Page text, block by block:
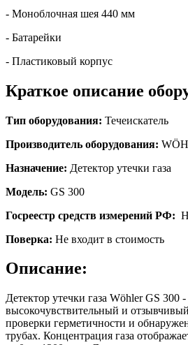
- Моноблочная шея 440 мм
- Батарейки
- Пластиковый корпус
Краткое описание
Тип оборудования: Течеискатель
Производитель оборудования:
Назначение: Детектор утечки газа
Модель: GS 300
Госреестр средств измерений РФ:
Поверка: Не входит в стоимость
Описание:
Детектор утечки газа Wöhler GS 300 -
высокочувствительный и отзывчивый
проверки герметичности и
трубах. Концентрация газа